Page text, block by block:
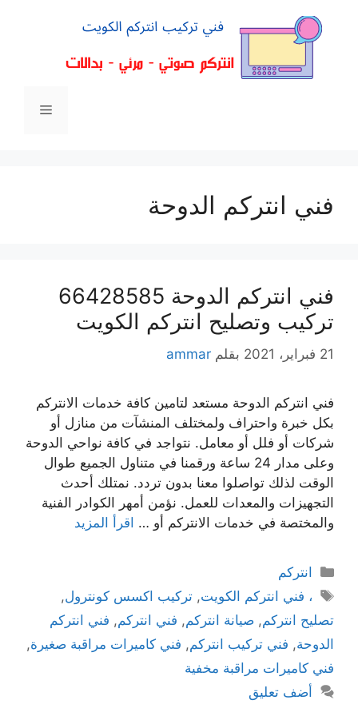
فني انتركم الدوحة
فني انتركم الدوحة 66428585
تركيب وتصليح انتركم الكويت
21 فبراير، 2021 بقلم ammar
فني انتركم الدوحة مستعد لتامين كافة خدمات الانتركم
بكل خبرة واحتراف ولمختلف المنشآت من منازل أو
شركات أو فلل أو معامل. نتواجد في كافة نواحي الدوحة
وعلى مدار 24 ساعة ورقمنا في متناول الجميع طوال
الوقت لذلك تواصلوا معنا بدون تردد. نمتلك أحدث
التجهيزات والمعدات للعمل. نؤمن أمهر الكوادر الفنية
والمختصة في خدمات الانتركم أو … اقرأ المزيد
انتركم
، فني انتركم الكويت,تركيب اكسس كونترول,
تصليح انتركم, صيانة انتركم, فني انتركم, فني انتركم
الدوحة, فني تركيب انتركم, فني كاميرات مراقبة صغيرة,
فني كاميرات مراقبة مخفية
أضف تعليق